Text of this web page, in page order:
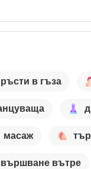
в гъза
масаж
вътре